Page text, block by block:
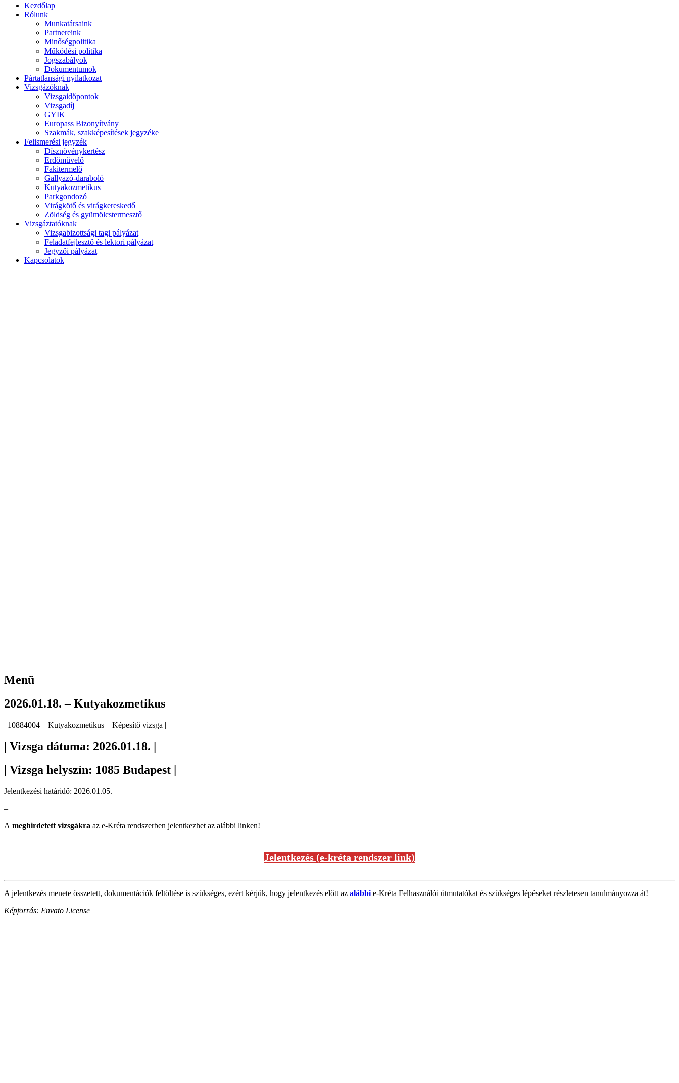
Kezdőlap
Rólunk
Munkatársaink
Partnereink
Minőségpolitika
Működési politika
Jogszabályok
Dokumentumok
Pártatlansági nyilatkozat
Vizsgázóknak
Vizsgaidőpontok
Vizsgadíj
GYIK
Europass Bizonyítvány
Szakmák, szakképesítések jegyzéke
Felismerési jegyzék
Dísznövénykertész
Erdőművelő
Fakitermelő
Gallyazó-daraboló
Kutyakozmetikus
Parkgondozó
Virágkötő és virágkereskedő
Zöldség és gyümölcstermesztő
Vizsgáztatóknak
Vizsgabizottsági tagi pályázat
Feladatfejlesztő és lektori pályázat
Jegyzői pályázat
Kapcsolatok
Menü
2026.01.18. – Kutyakozmetikus
| 10884004 – Kutyakozmetikus – Képesítő vizsga |
| Vizsga dátuma: 2026.01.18. |
| Vizsga helyszín: 1085 Budapest |
Jelentkezési határidő: 2026.01.05.
–
A meghirdetett vizsgákra az e-Kréta rendszerben jelentkezhet az alábbi linken!
Jelentkezés (e-kréta rendszer link)
A jelentkezés menete összetett, dokumentációk feltöltése is szükséges, ezért kérjük, hogy jelentkezés előtt az alábbi e-Kréta Felhasználói útmutatókat és szükséges lépéseket részletesen tanulmányozza át!
Képforrás: Envato License